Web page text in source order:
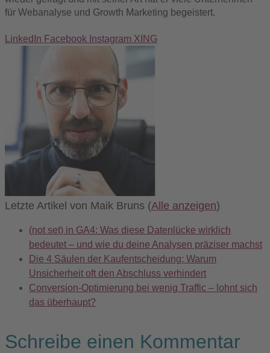
für Webanalyse und Growth Marketing begeistert.
LinkedIn Facebook Instagram XING
Letzte Artikel von Maik Bruns (Alle anzeigen)
(not set) in GA4: Was diese Datenlücke wirklich
bedeutet – und wie du deine Analysen präziser machst
Die 4 Säulen der Kaufentscheidung: Warum
Unsicherheit oft den Abschluss verhindert
Conversion-Optimierung bei wenig Traffic – lohnt sich
das überhaupt?
Schreibe einen Kommentar